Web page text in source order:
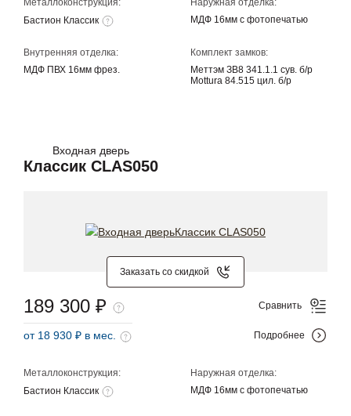
Металлоконструкция:
Бастион Классик
Наружная отделка:
МДФ 16мм с фотопечатью
Внутренняя отделка:
МДФ ПВХ 16мм фрез.
Комплект замков:
Меттэм ЗВ8 341.1.1 сув. б/р
Mottura 84.515 цил. б/р
Входная дверь
Классик CLAS050
Заказать со скидкой
Металлоконструкция:
Бастион Классик
Наружная отделка:
МДФ 16мм с фотопечатью
189 300 ₽
от 18 930 ₽ в мес.
Сравнить
Подробнее